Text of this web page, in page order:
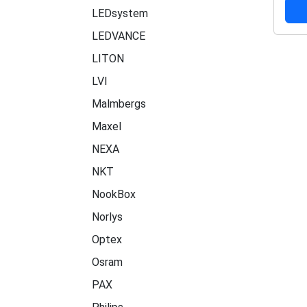
LEDsystem
LEDVANCE
LITON
LVI
Malmbergs
Maxel
NEXA
NKT
NookBox
Norlys
Optex
Osram
PAX